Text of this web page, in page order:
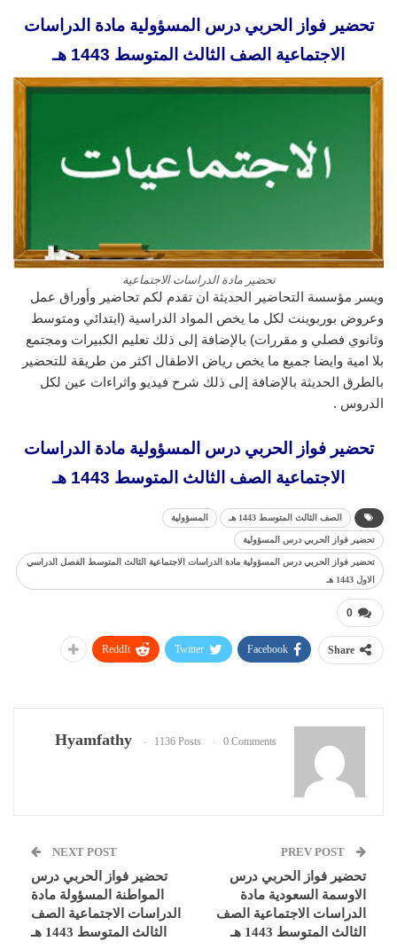
تحضير فواز الحربي درس المسؤولية مادة الدراسات
الاجتماعية الصف الثالث المتوسط 1443 هـ
تحضير مادة الدراسات الاجتماعية
ويسر مؤسسة التحاضير الحديثة ان تقدم لكم تحاضير وأوراق عمل
وعروض بوربوينت لكل ما يخص المواد الدراسية (ابتدائي ومتوسط
وثانوي فصلي و مقررات) بالإضافة إلى ذلك تعليم الكبيرات ومجتمع
بلا امية وايضا جميع ما يخص رياض الاطفال اكثر من طريقة للتحضير
بالطرق الحديثة بالإضافة إلى ذلك شرح فيديو واثراءات عين لكل
الدروس .
تحضير فواز الحربي درس المسؤولية مادة الدراسات
الاجتماعية الصف الثالث المتوسط 1443 هـ
الصف الثالث المتوسط 1443 هـ المسؤولية
تحضير فواز الحربي درس المسؤولية
تحضير فواز الحربي درس المسؤولية مادة الدراسات الاجتماعية الثالث المتوسط الفصل الدراسي
الاول 1443 هـ
0
Share
Facebook
Twitter
ReddIt
Hyamfathy 1136 Posts 0 Comments
تحضير فواز الحربي درس
الاوسمة السعودية مادة
الدراسات الاجتماعية الصف
الثالث المتوسط 1443 هـ
NEXT POST
تحضير فواز الحربي درس
المواطنة المسؤولة مادة
الدراسات الاجتماعية الصف
الثالث المتوسط 1443 هـ